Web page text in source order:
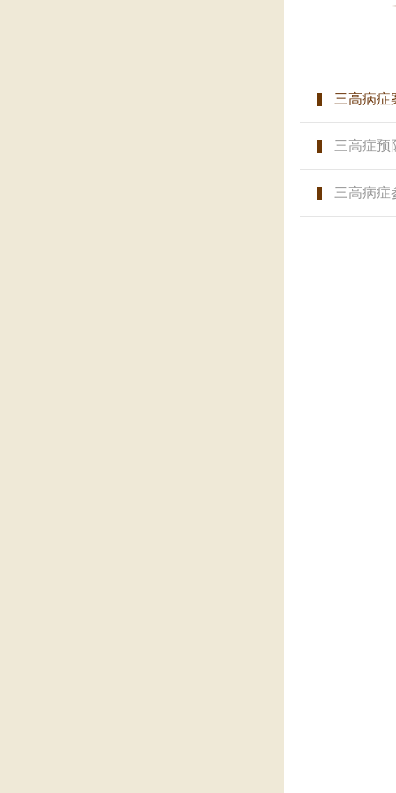
三高病症
三高症预
三高病症